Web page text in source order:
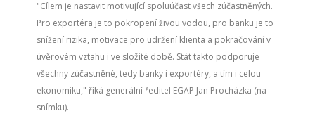
"Cílem je nastavit motivující spoluúčast všech zúčastněných.
Pro exportéra je to pokropení živou vodou, pro banku je to
snížení rizika, motivace pro udržení klienta a pokračování v
úvěrovém vztahu i ve složité době. Stát takto podporuje
všechny zúčastněné, tedy banky i exportéry, a tím i celou
ekonomiku," říká generální ředitel EGAP Jan Procházka (na
snímku).